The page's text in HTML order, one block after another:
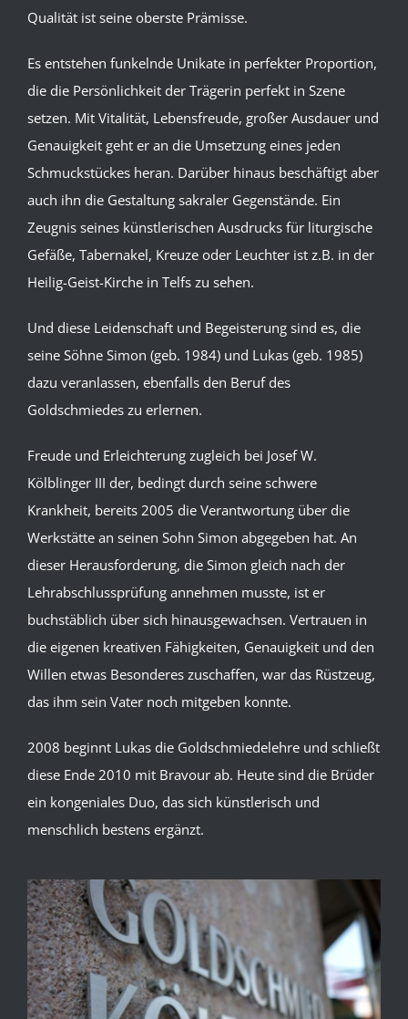
Qualität ist seine oberste Prämisse.
Es entstehen funkelnde Unikate in perfekter Proportion,
die die Persönlichkeit der Trägerin perfekt in Szene
setzen. Mit Vitalität, Lebensfreude, großer Ausdauer und
Genauigkeit geht er an die Umsetzung eines jeden
Schmuckstückes heran. Darüber hinaus beschäftigt aber
auch ihn die Gestaltung sakraler Gegenstände. Ein
Zeugnis seines künstlerischen Ausdrucks für liturgische
Gefäße, Tabernakel, Kreuze oder Leuchter ist z.B. in der
Heilig-Geist-Kirche in Telfs zu sehen.
Und diese Leidenschaft und Begeisterung sind es, die
seine Söhne Simon (geb. 1984) und Lukas (geb. 1985)
dazu veranlassen, ebenfalls den Beruf des
Goldschmiedes zu erlernen.
Freude und Erleichterung zugleich bei Josef W.
Kölblinger III der, bedingt durch seine schwere
Krankheit, bereits 2005 die Verantwortung über die
Werkstätte an seinen Sohn Simon abgegeben hat. An
dieser Herausforderung, die Simon gleich nach der
Lehrabschlussprüfung annehmen musste, ist er
buchstäblich über sich hinausgewachsen. Vertrauen in
die eigenen kreativen Fähigkeiten, Genauigkeit und den
Willen etwas Besonderes zuschaffen, war das Rüstzeug,
das ihm sein Vater noch mitgeben konnte.
2008 beginnt Lukas die Goldschmiedelehre und schließt
diese Ende 2010 mit Bravour ab. Heute sind die Brüder
ein kongeniales Duo, das sich künstlerisch und
menschlich bestens ergänzt.